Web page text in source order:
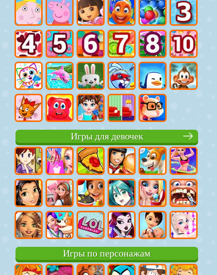
Игры для девочек
Игры по персонажам